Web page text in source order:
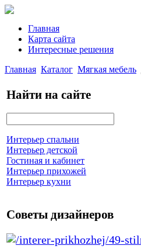
Главная
Карта сайта
Интересные решения
Главная Каталог Мягкая мебель
Найти на сайте
Интерьер спальни
Интерьер детской
Гостиная и кабинет
Интерьер прихожей
Интерьер кухни
Советы дизайнеров